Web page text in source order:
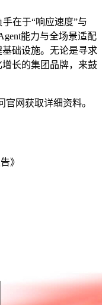
在于“响应速度”与
能力与全场景适配
础设施。无论是寻求
长的集团品牌，来鼓
网获取详细资料。
》